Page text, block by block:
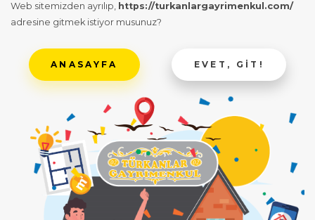
Web sitemizden ayrılıp, https://turkanlargayrimenkul.com/
adresine gitmek istiyor musunuz?
ANASAYFA EVET, GIT!